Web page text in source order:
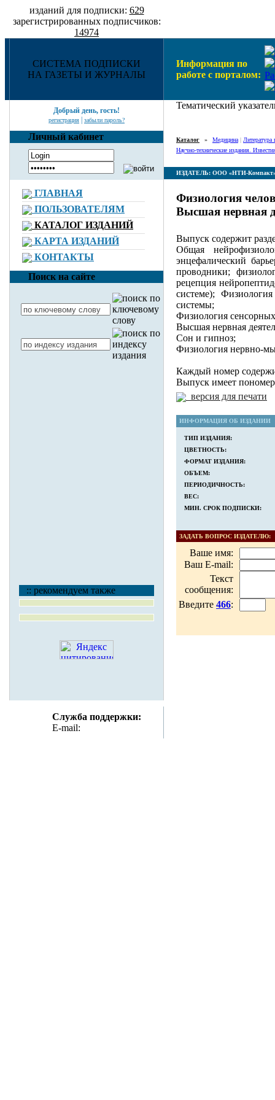
изданий для подписки: 629
зарегистрированных подписчиков:
14974
СИСТЕМА ПОДПИСКИ
НА ГАЗЕТЫ И ЖУРНАЛЫ
Информация по
работе с порталом:
Добрый день, гость!
регистрация забыли пароль?
Личный кабинет
ГЛАВНАЯ
ПОЛЬЗОВАТЕЛЯМ
КАТАЛОГ ИЗДАНИЙ
КАРТА ИЗДАНИЙ
КОНТАКТЫ
Поиск на сайте
:: рекомендуем также
Тематический
Каталог » Медицина| Литература
Научно-технические издания.
ИЗДАТЕЛЬ: ООО «НТИ-
Физиология
Высшая нервная
Выпуск содержит
Общая
энцефалический
проводники;
рецепция
системе);
системы;
Физиология
Высшая нервная
Сон и гипноз;
Физиология нервно-
Каждый номер
Выпуск имеет
версия для печати
ИНФОРМАЦИЯ ОБ ИЗДАНИИ
ТИП ИЗДАНИЯ:
ЦВЕТНОСТЬ:
ФОРМАТ ИЗДАНИЯ:
ОБЪЕМ:
ПЕРИОДИЧНОСТЬ:
ВЕС:
МИН. СРОК ПОДПИСКИ:
ЗАДАТЬ ВОПРОС ИЗДАТЕЛЮ:
Ваше имя:
Ваш E-mail:
Текст
сообщения:
Введите 466:
Служба поддержки:
E-mail: